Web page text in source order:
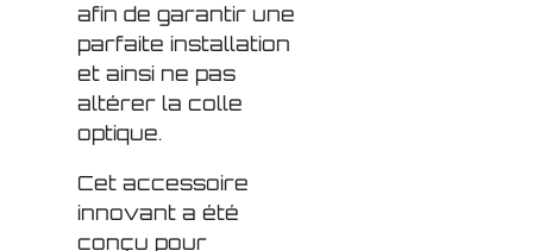
afin de garantir une
parfaite installation
et ainsi ne pas
altérer la colle
optique.
Cet accessoire
innovant a été
conçu pour